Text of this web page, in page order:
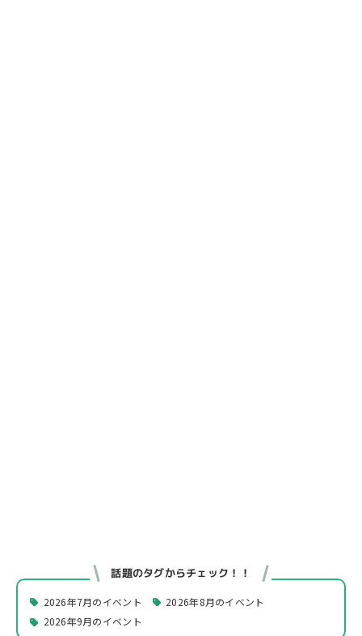
話題のタグからチェック！！
2026年7月のイベント
2026年8月のイベント
2026年9月のイベント